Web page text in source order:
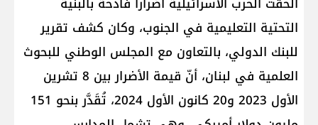
التحتية التعليمية في الجنوب، وكان كشف تقرير
للبنك الدولي، بالتعاون مع المجلس الوطني للبحوث
العلمية في لبنان، أنّ قيمة الأضرار بين 8 تشرين
الأول 2023 و20 كانون الأول 2024، تُقَدَّر بنحو 151